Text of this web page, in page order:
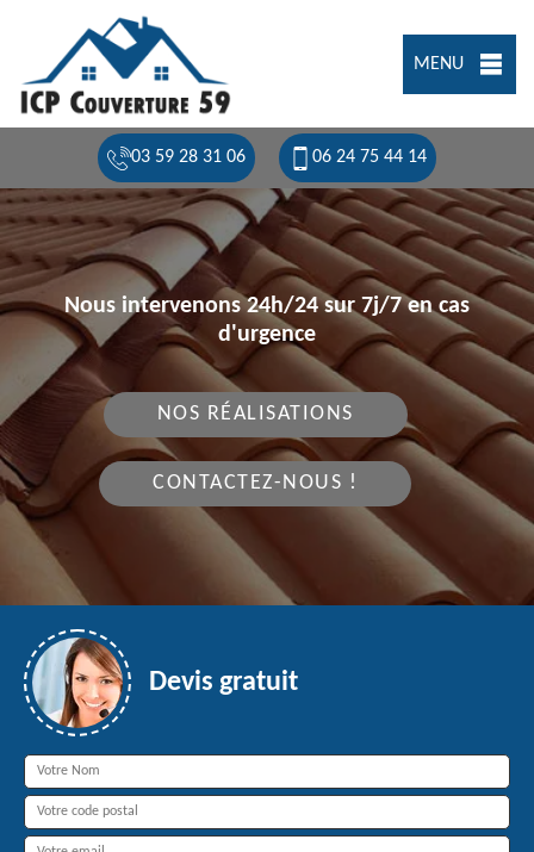
MENU
03 59 28 31 06 06 24 75 44 14
Nous intervenons 24h/24 sur 7j/7 en cas
d'urgence
NOS RÉALISATIONS
CONTACTEZ-NOUS !
Devis gratuit